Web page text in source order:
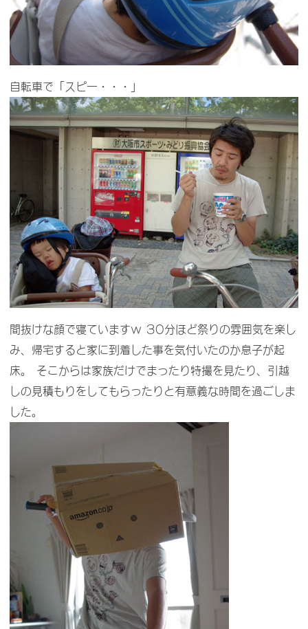
自転車で「スピー・・・」
間抜けな顔で寝ていますｗ 30分ほど祭りの雰囲気を楽し
み、帰宅すると家に到着した事を気付いたのか息子が起
床。 そこからは家族だけでまったり特撮を見たり、引越
しの見積もりをしてもらったりと有意義な時間を過ごしま
した。